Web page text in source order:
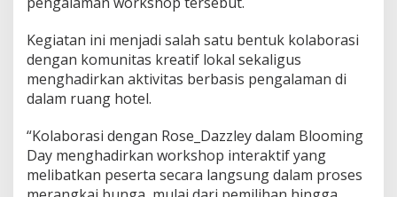
Kegiatan ini menjadi salah satu bentuk kolaborasi
dengan komunitas kreatif lokal sekaligus
menghadirkan aktivitas berbasis pengalaman di
dalam ruang hotel.
“Kolaborasi dengan Rose_Dazzley dalam Blooming
Day menghadirkan workshop interaktif yang
melibatkan peserta secara langsung dalam proses